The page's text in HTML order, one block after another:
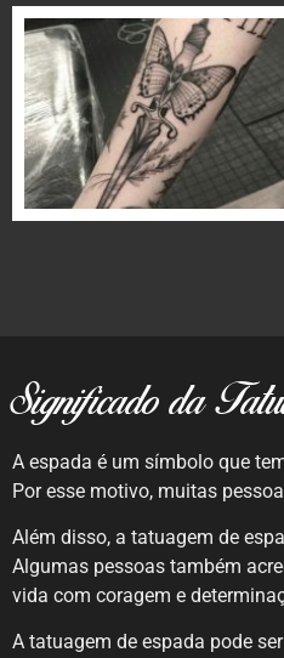
Significado da
A espada é um símbolo que
Por esse motivo, muitas
Além disso, a tatuagem de
Algumas pessoas também
vida com coragem e
A tatuagem de espada pode